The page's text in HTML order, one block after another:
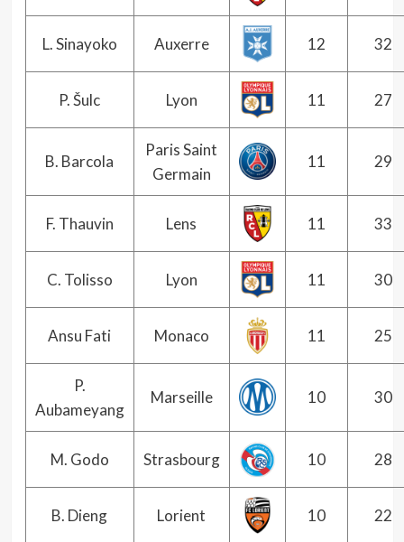
L. Sinayoko Auxerre 12 32
P. Šulc Lyon 11 27
B. Barcola
Paris Saint
Germain
11 29
F. Thauvin Lens 11 33
C. Tolisso Lyon 11 30
Ansu Fati Monaco 11 25
P.
Aubameyang
Marseille 10 30
M. Godo Strasbourg 10 28
B. Dieng Lorient 10 22